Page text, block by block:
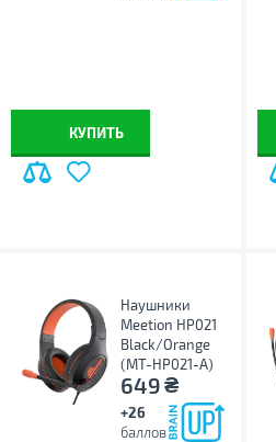
КУПИТЬ
Наушники
Meetion HP021
Black/Orange
(MT-HP021-A)
649₴
+26
баллов